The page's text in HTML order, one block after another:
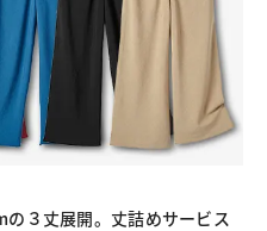
３丈展開。丈詰めサービス